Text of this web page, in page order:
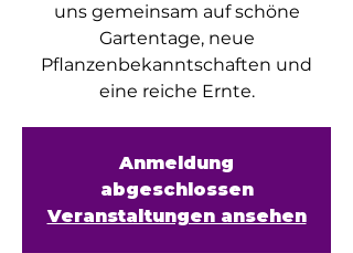
uns gemeinsam auf schöne
Gartentage, neue
Pflanzenbekanntschaften und
eine reiche Ernte.
Anmeldung
abgeschlossen
Veranstaltungen ansehen